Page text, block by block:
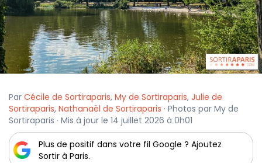
Par Cécile de Sortiraparis, My de Sortiraparis, Julie de
Sortiraparis, Nathanaël de Sortiraparis · Photos par My de
Sortiraparis · Mis à jour le 14 juillet 2026 à 0h01
Plus de positif dans votre fil Google ? Ajoutez
Sortir à Paris.